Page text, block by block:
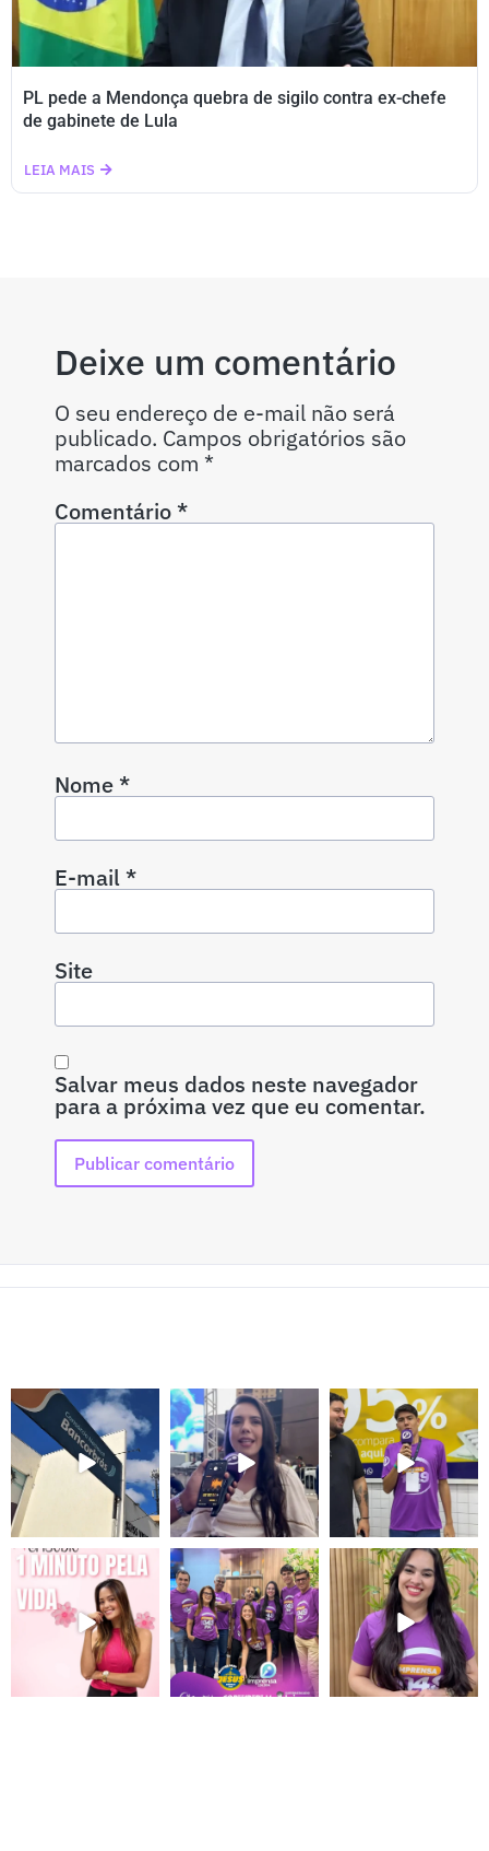
PL pede a Mendonça quebra de sigilo contra ex-chefe
de gabinete de Lula
LEIA MAIS
Deixe um comentário
O seu endereço de e-mail não será
publicado. Campos obrigatórios são
marcados com *
Comentário*
Nome*
E-mail*
Site
Salvar meus dados neste navegador
para a próxima vez que eu comentar.